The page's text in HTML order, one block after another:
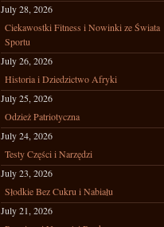
July 28, 2026
Ciekawostki Fitness i Nowinki ze Świata
Sportu
July 26, 2026
Historia i Dziedzictwo Afryki
July 25, 2026
Odzież Patriotyczna
July 24, 2026
Testy Części i Narzędzi
July 23, 2026
Słodkie Bez Cukru i Nabiału
July 21, 2026